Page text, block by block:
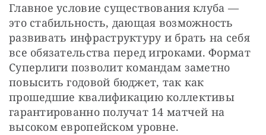
Главное условие существования клуба —
это стабильность, дающая возможность
развивать инфраструктуру и брать на себя
все обязательства перед игроками. Формат
Суперлиги позволит командам заметно
повысить годовой бюджет, так как
прошедшие квалификацию коллективы
гарантированно получат 14 матчей на
высоком европейском уровне.